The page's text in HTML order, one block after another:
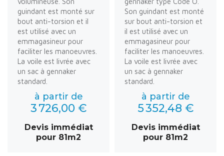
guindant est monté sur
bout anti-torsion et il
est utilisé avec un
emmagasineur pour
faciliter les manoeuvres.
La voile est livrée avec
un sac à gennaker
standard.
à partir de
3 726,00 €
Devis immédiat
pour 81m2
Son guindant est monté
sur bout anti-torsion et
il est utilisé avec un
emmagasineur pour
faciliter les manoeuvres.
La voile est livrée avec
un sac à gennaker
standard.
à partir de
5 352,48 €
Devis immédiat
pour 81m2